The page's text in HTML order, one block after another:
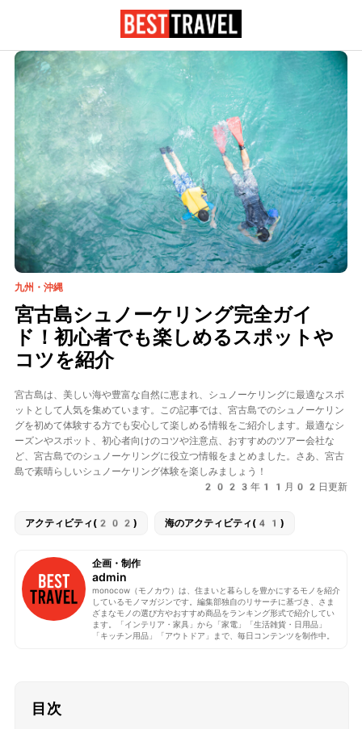
九州・沖縄
宮古島シュノーケリング完全ガイ
ド！初心者でも楽しめるスポットや
コツを紹介
宮古島は、美しい海や豊富な自然に恵まれ、シュノーケリングに最適なスポ
ットとして人気を集めています。この記事では、宮古島でのシュノーケリン
グを初めて体験する方でも安心して楽しめる情報をご紹介します。最適なシ
ーズンやスポット、初心者向けのコツや注意点、おすすめのツアー会社な
ど、宮古島でのシュノーケリングに役立つ情報をまとめました。さあ、宮古
島で素晴らしいシュノーケリング体験を楽しみましょう！
2023年11月02日更新
アクティビティ(202) 海のアクティビティ(41)
企画・制作
admin
monocow（モノカウ）は、住まいと暮らしを豊かにするモノを紹介
しているモノマガジンです。編集部独自のリサーチに基づき、さま
ざまなモノの選び方やおすすめ商品をランキング形式で紹介してい
ます。「インテリア・家具」から「家電」「生活雑貨・日用品」
「キッチン用品」「アウトドア」まで、毎日コンテンツを制作中。
目次